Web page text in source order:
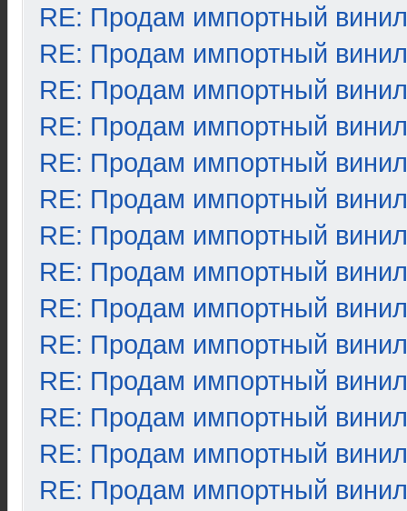
RE: Продам импортный винил
RE: Продам импортный винил
RE: Продам импортный винил
RE: Продам импортный винил
RE: Продам импортный винил
RE: Продам импортный винил
RE: Продам импортный винил
RE: Продам импортный винил
RE: Продам импортный винил
RE: Продам импортный винил
RE: Продам импортный винил
RE: Продам импортный винил
RE: Продам импортный винил
RE: Продам импортный винил